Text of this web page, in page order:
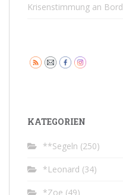
Krisenstimmung an Bord
KATEGORIEN
**Segeln (250)
*Leonard (34)
*Zoe (49)